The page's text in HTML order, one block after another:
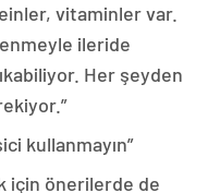
vitaminler var.
ileride
Her şeyden
kullanmayın”
için önerilerde de